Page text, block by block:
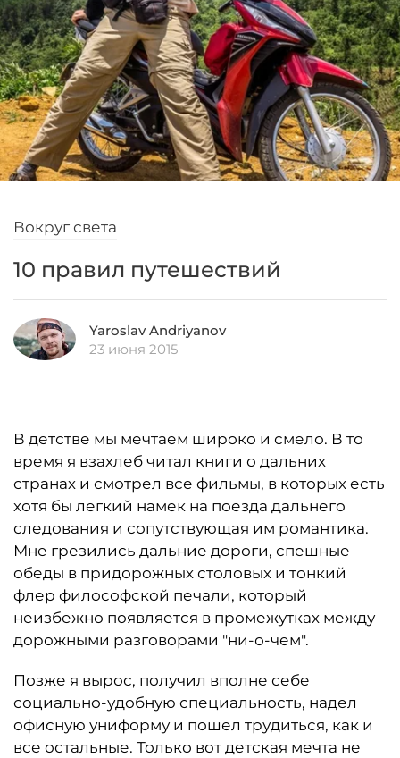
Вокруг света
10 правил путешествий
Yaroslav Andriyanov
23 июня 2015
В детстве мы мечтаем широко и смело. В то
время я взахлеб читал книги о дальних
странах и смотрел все фильмы, в которых есть
хотя бы легкий намек на поезда дальнего
следования и сопутствующая им романтика.
Мне грезились дальние дороги, спешные
обеды в придорожных столовых и тонкий
флер философской печали, который
неизбежно появляется в промежутках между
дорожными разговорами "ни-о-чем".
Позже я вырос, получил вполне себе
социально-удобную специальность, надел
офисную униформу и пошел трудиться, как и
все остальные. Только вот детская мечта не